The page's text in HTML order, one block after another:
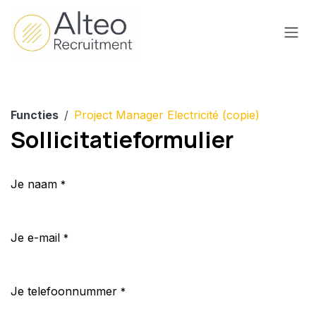
Overslaan naar inhoud
Functies Project Manager Electricité (copie)
Sollicitatieformulier
Je naam *
Je e-mail *
Je telefoonnummer *